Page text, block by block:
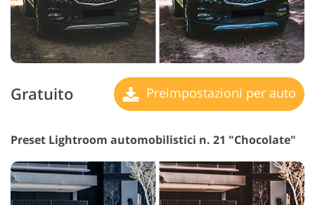
Gratuito Preimpostazioni per auto
Preset Lightroom automobilistici n. 21 "Chocolate"